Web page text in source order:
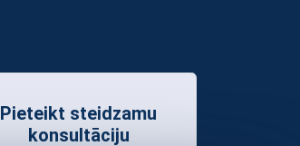
Pieteikt steidzamu
konsultāciju